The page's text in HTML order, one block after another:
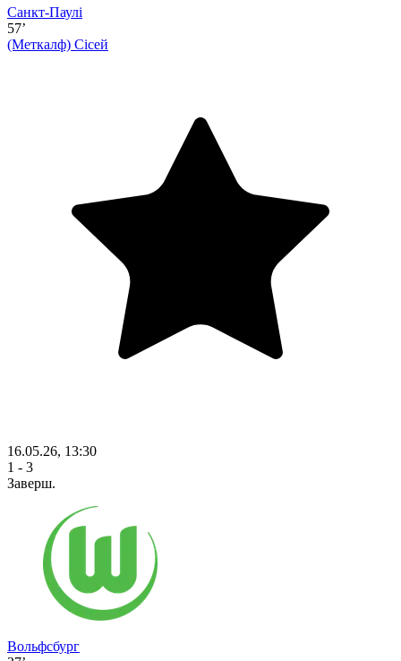
Санкт-Паулі
57’
(Меткалф) Сісей
16.05.26, 13:30
1 - 3
Заверш.
Вольфсбург